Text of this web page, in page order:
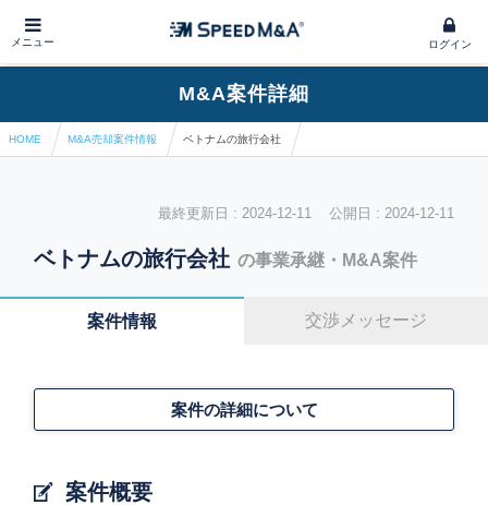
メニュー ログイン
M&A案件詳細
HOME M&A売却案件情報 ベトナムの旅行会社
最終更新日 : 2024-12-11 公開日 : 2024-12-11
ベトナムの旅行会社 の事業承継・M&A案件
案件情報 交渉メッセージ
案件概要
案件の詳細について